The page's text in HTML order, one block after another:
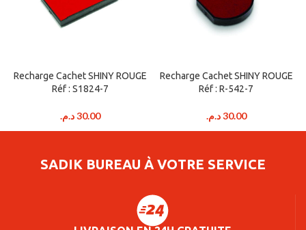
Recharge Cachet SHINY ROUGE
Réf : S1824-7
30.00 د.م.
Recharge Cachet SHINY ROUGE
Réf : R-542-7
30.00 د.م.
SADIK BUREAU À VOTRE SERVICE